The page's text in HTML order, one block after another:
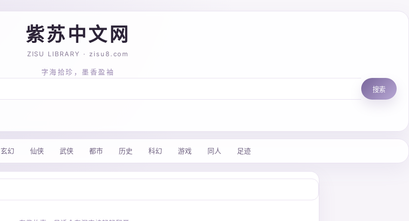
紫苏中文网
ZISU LIBRARY · zisu8.com
字海拾珍，墨香盈袖
搜索
玄幻 仙侠 武侠 都市 历史 科幻 游戏 同人 足迹